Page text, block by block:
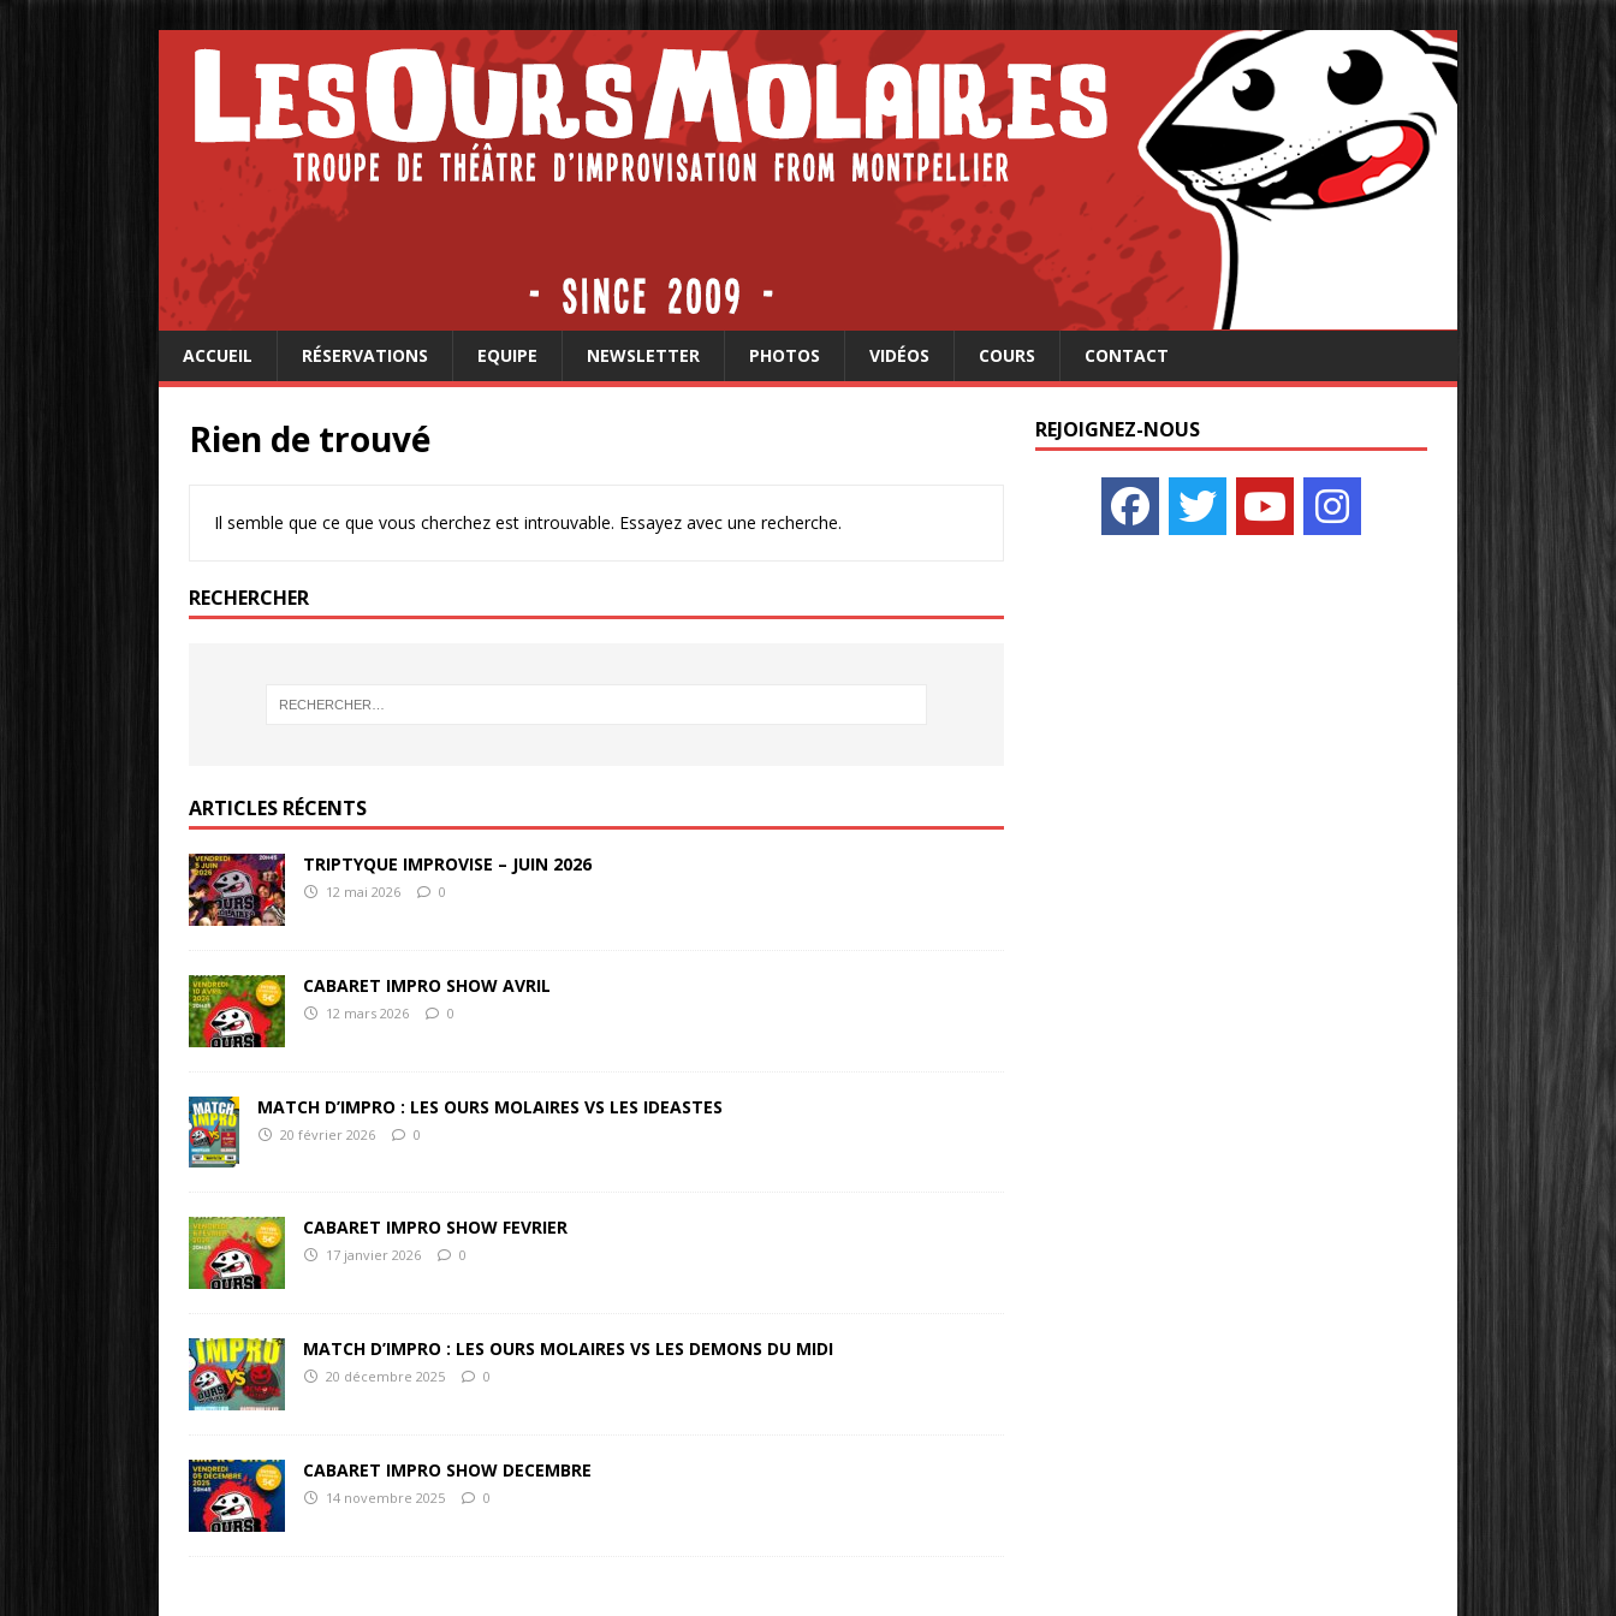
ACCUEIL RÉSERVATIONS EQUIPE NEWSLETTER PHOTOS VIDÉOS COURS CONTACT
Rien de trouvé
Il semble que ce que vous cherchez est introuvable. Essayez avec une recherche.
RECHERCHER
ARTICLES RÉCENTS
TRIPTYQUE IMPROVISE – JUIN 2026
12 mai 2026 0
CABARET IMPRO SHOW AVRIL
12 mars 2026 0
MATCH D’IMPRO : LES OURS MOLAIRES VS LES IDEASTES
20 février 2026 0
CABARET IMPRO SHOW FEVRIER
17 janvier 2026 0
MATCH D’IMPRO : LES OURS MOLAIRES VS LES DEMONS DU MIDI
20 décembre 2025 0
CABARET IMPRO SHOW DECEMBRE
14 novembre 2025 0
REJOIGNEZ-NOUS